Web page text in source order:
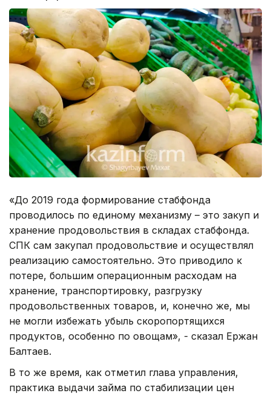
«До 2019 года формирование стабфонда
проводилось по единому механизму – это закуп и
хранение продовольствия в складах стабфонда.
СПК сам закупал продовольствие и осуществлял
реализацию самостоятельно. Это приводило к
потере, большим операционным расходам на
хранение, транспортировку, разгрузку
продовольственных товаров, и, конечно же, мы
не могли избежать убыль скоропортящихся
продуктов, особенно по овощам», - сказал Ержан
Балтаев.
В то же время, как отметил глава управления,
практика выдачи займа по стабилизации цен